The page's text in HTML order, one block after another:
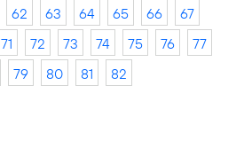
62 63 64 65 66
67
71 72 73 74 75 76
77
79 80 81 82